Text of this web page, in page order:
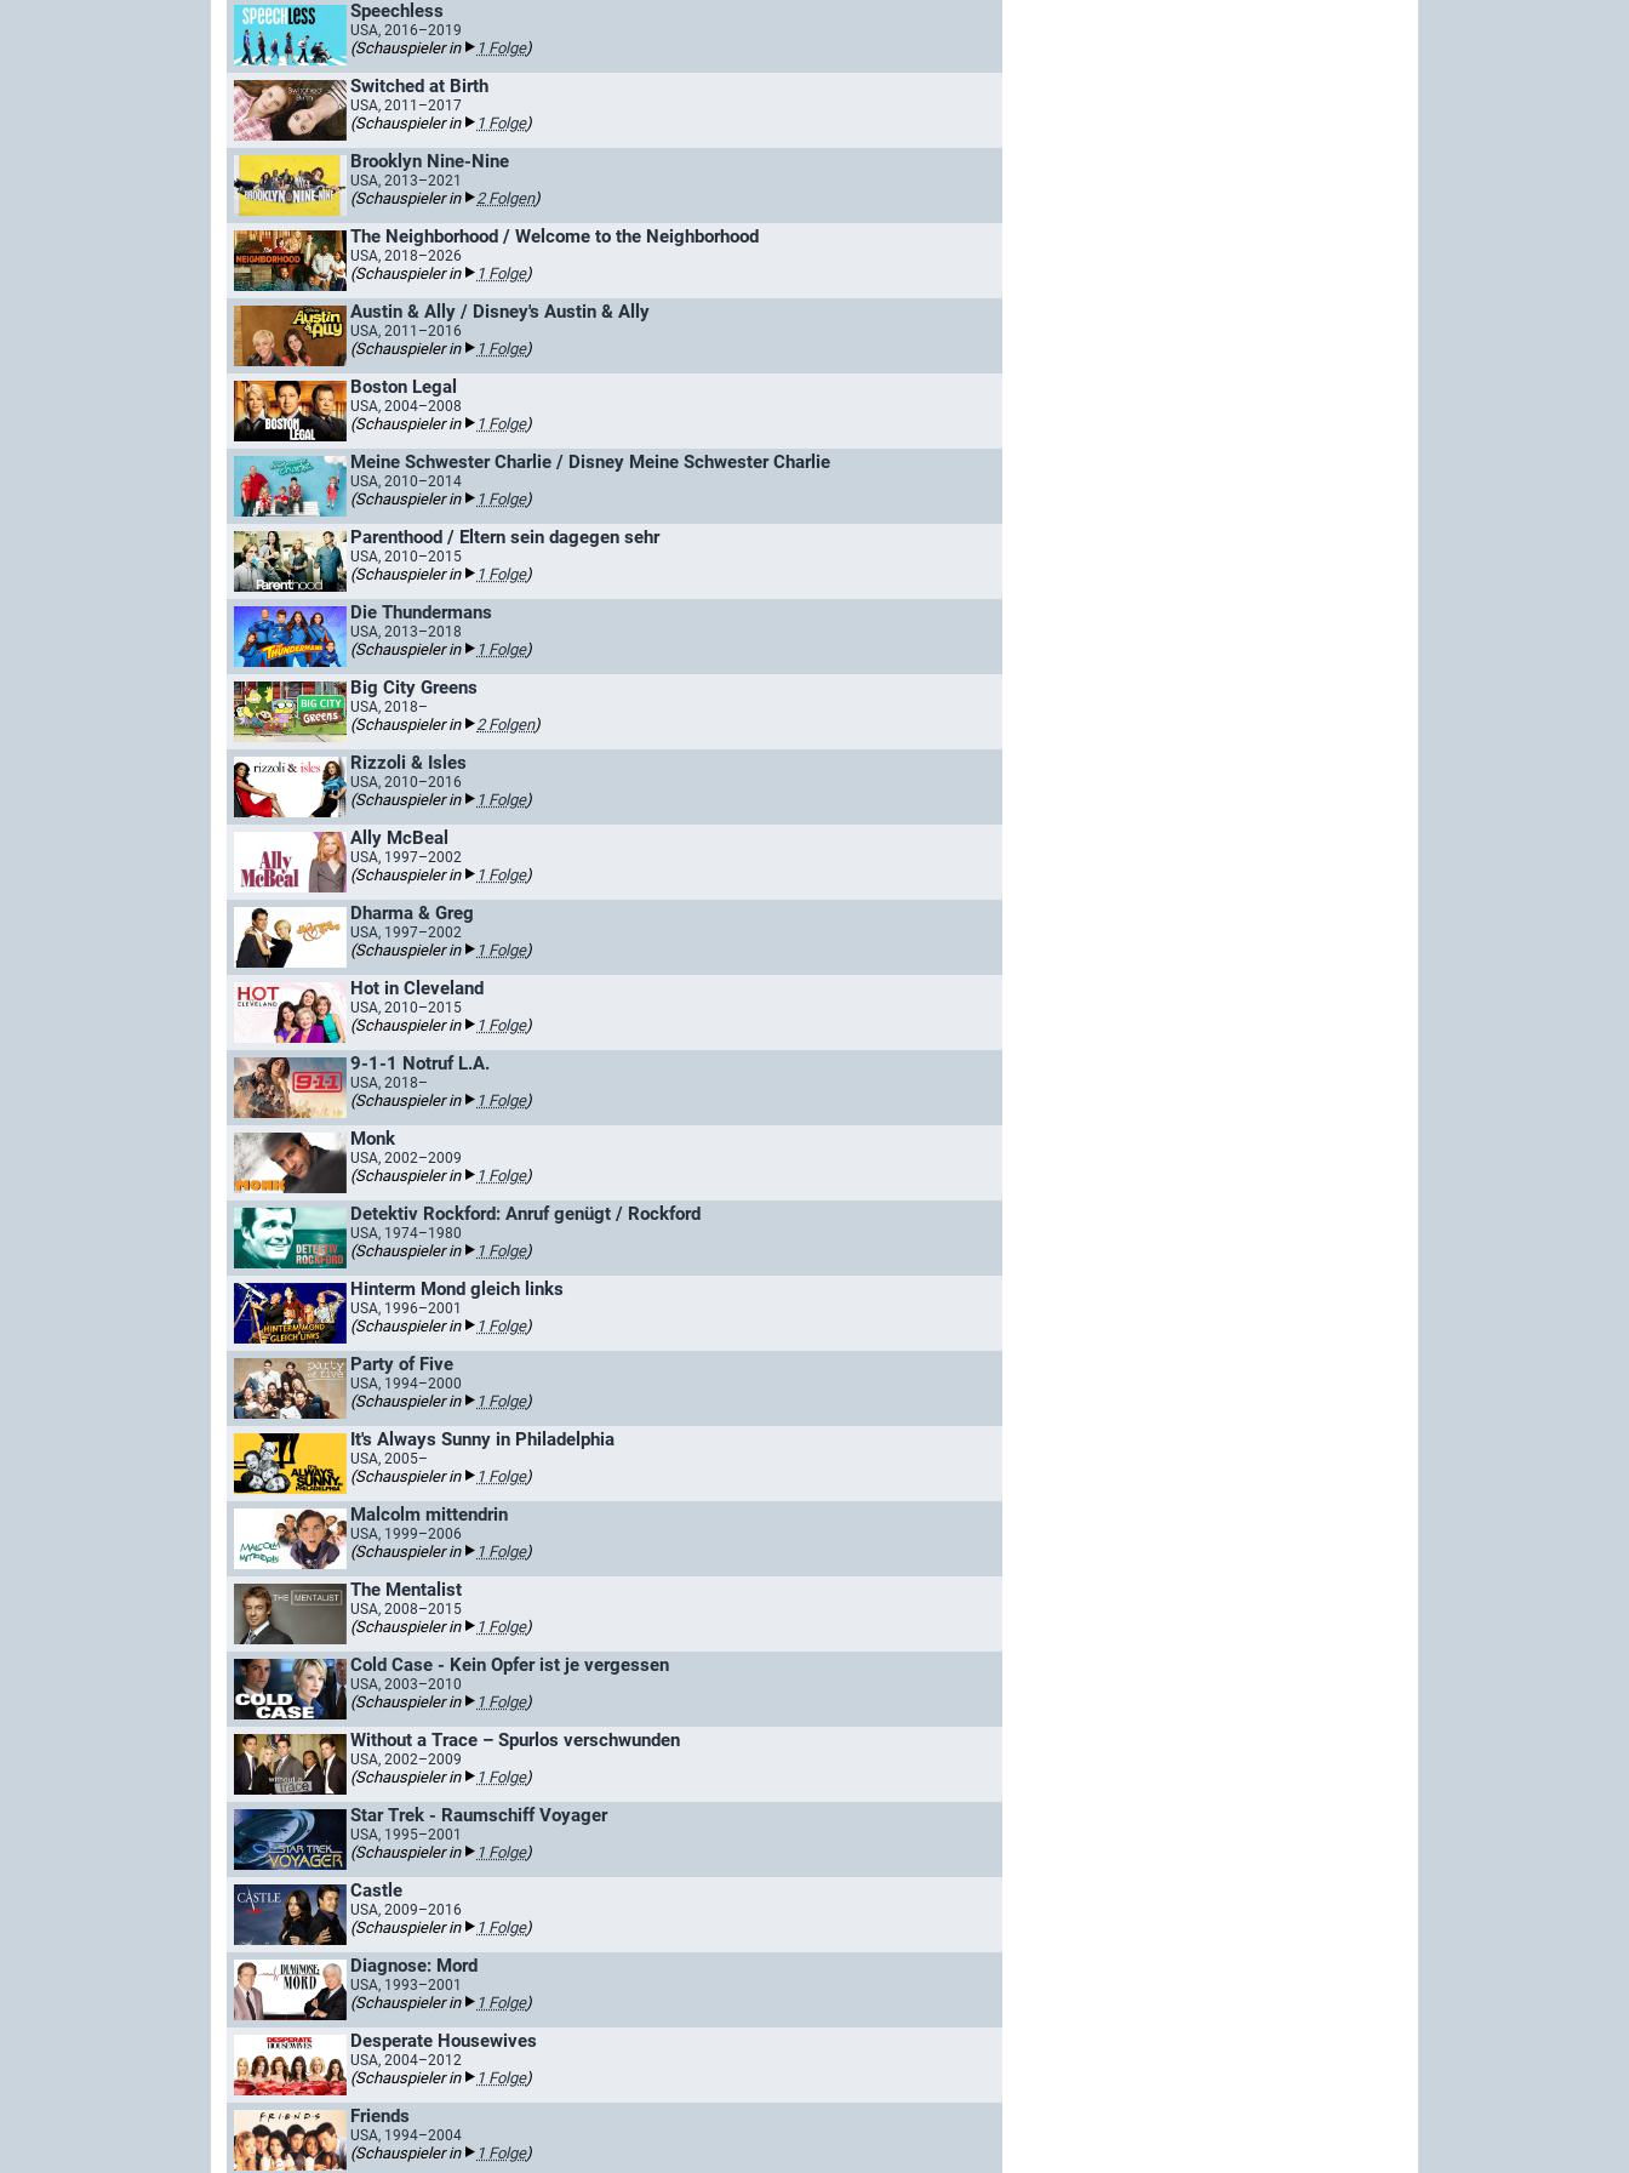
Speechless
USA, 2016–2019
(Schauspieler in 1 Folge)
Switched at Birth
USA, 2011–2017
(Schauspieler in 1 Folge)
Brooklyn Nine-Nine
USA, 2013–2021
(Schauspieler in 2 Folgen)
The Neighborhood / Welcome to the Neighborhood
USA, 2018–2026
(Schauspieler in 1 Folge)
Austin & Ally / Disney's Austin & Ally
USA, 2011–2016
(Schauspieler in 1 Folge)
Boston Legal
USA, 2004–2008
(Schauspieler in 1 Folge)
Meine Schwester Charlie / Disney Meine Schwester Charlie
USA, 2010–2014
(Schauspieler in 1 Folge)
Parenthood / Eltern sein dagegen sehr
USA, 2010–2015
(Schauspieler in 1 Folge)
Die Thundermans
USA, 2013–2018
(Schauspieler in 1 Folge)
Big City Greens
USA, 2018–
(Schauspieler in 2 Folgen)
Rizzoli & Isles
USA, 2010–2016
(Schauspieler in 1 Folge)
Ally McBeal
USA, 1997–2002
(Schauspieler in 1 Folge)
Dharma & Greg
USA, 1997–2002
(Schauspieler in 1 Folge)
Hot in Cleveland
USA, 2010–2015
(Schauspieler in 1 Folge)
9-1-1 Notruf L.A.
USA, 2018–
(Schauspieler in 1 Folge)
Monk
USA, 2002–2009
(Schauspieler in 1 Folge)
Detektiv Rockford: Anruf genügt / Rockford
USA, 1974–1980
(Schauspieler in 1 Folge)
Hinterm Mond gleich links
USA, 1996–2001
(Schauspieler in 1 Folge)
Party of Five
USA, 1994–2000
(Schauspieler in 1 Folge)
It's Always Sunny in Philadelphia
USA, 2005–
(Schauspieler in 1 Folge)
Malcolm mittendrin
USA, 1999–2006
(Schauspieler in 1 Folge)
The Mentalist
USA, 2008–2015
(Schauspieler in 1 Folge)
Cold Case - Kein Opfer ist je vergessen
USA, 2003–2010
(Schauspieler in 1 Folge)
Without a Trace – Spurlos verschwunden
USA, 2002–2009
(Schauspieler in 1 Folge)
Star Trek - Raumschiff Voyager
USA, 1995–2001
(Schauspieler in 1 Folge)
Castle
USA, 2009–2016
(Schauspieler in 1 Folge)
Diagnose: Mord
USA, 1993–2001
(Schauspieler in 1 Folge)
Desperate Housewives
USA, 2004–2012
(Schauspieler in 1 Folge)
Friends
USA, 1994–2004
(Schauspieler in 1 Folge)